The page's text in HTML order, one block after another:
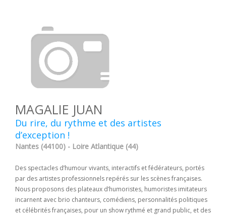
MAGALIE JUAN
Du rire, du rythme et des artistes
d’exception !
Nantes (44100) - Loire Atlantique (44)
Des spectacles d’humour vivants, interactifs et fédérateurs, portés
par des artistes professionnels repérés sur les scènes françaises.
Nous proposons des plateaux d’humoristes, humoristes imitateurs
incarnent avec brio chanteurs, comédiens, personnalités politiques
et célébrités françaises, pour un show rythmé et grand public, et des